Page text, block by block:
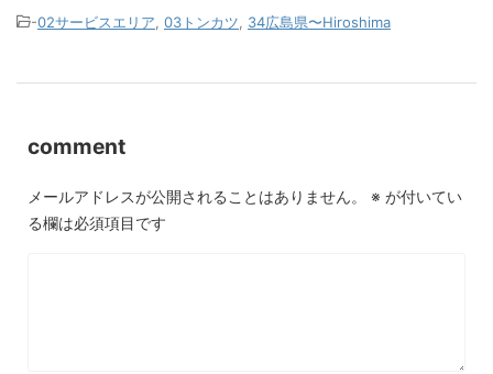
-02サービスエリア 03トンカツ 34広島県〜Hiroshima
comment
メールアドレスが公開されることはありません。 ※ が付いてい
る欄は必須項目です